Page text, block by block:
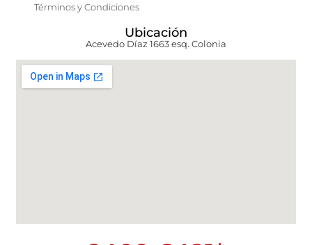
Términos y Condiciones
Ubicación
Acevedo Díaz 1663 esq. Colonia